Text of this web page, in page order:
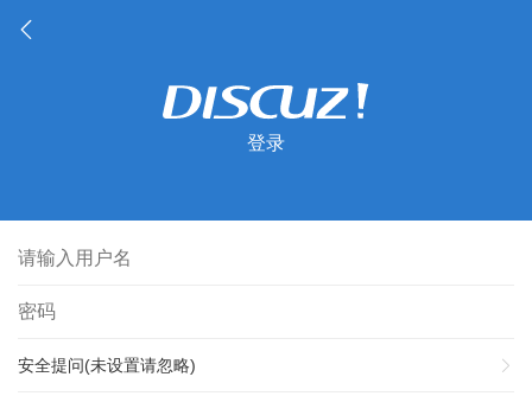
登录
安全提问(未设置请忽略)